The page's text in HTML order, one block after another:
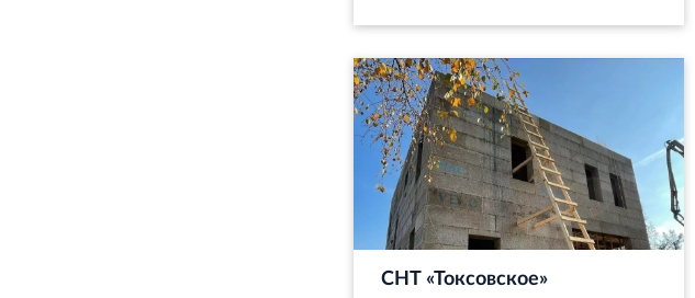
СНТ «Токсовское»